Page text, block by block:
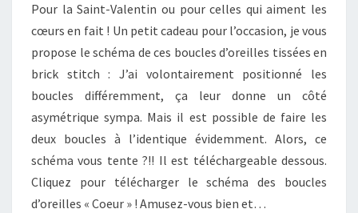
Pour la Saint-Valentin ou pour celles qui aiment les
cœurs en fait ! Un petit cadeau pour l’occasion, je vous
propose le schéma de ces boucles d’oreilles tissées en
brick stitch : J’ai volontairement positionné les
boucles différemment, ça leur donne un côté
asymétrique sympa. Mais il est possible de faire les
deux boucles à l’identique évidemment. Alors, ce
schéma vous tente ?!! Il est téléchargeable dessous.
Cliquez pour télécharger le schéma des boucles
d’oreilles « Coeur » ! Amusez-vous bien et…